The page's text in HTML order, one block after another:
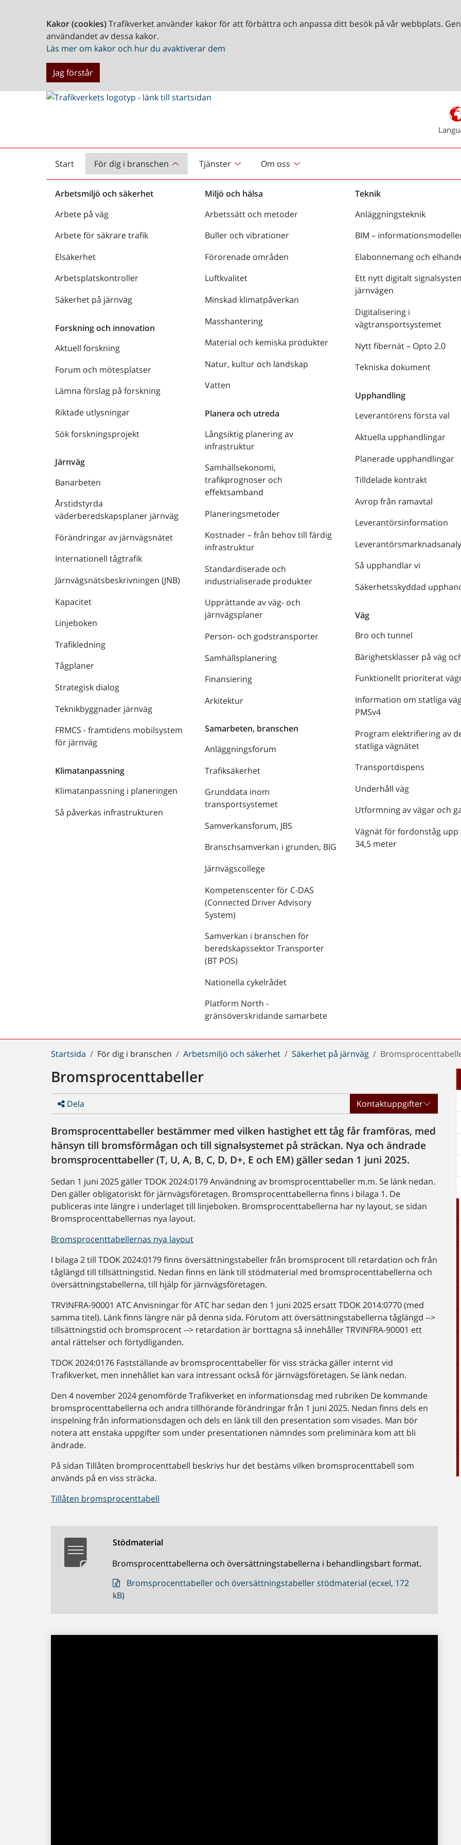
Kakor (cookies)Trafikverket använder kakor för att förbättra och anpassa ditt besök på vår webbplats.
användandet av dessa kakor.
Läs mer om kakor och hur du avaktiverar dem
Jag förstår
Start
Startsida För dig i branschen Tjänster Om oss
Arbetsmiljö och säkerhet
Arbete på väg
Arbete för säkrare trafik
Elsäkerhet
Arbetsplatskontroller
Säkerhet på järnväg
Forskning och innovation
Aktuell forskning
Forum och mötesplatser
Lämna förslag på forskning
Riktade utlysningar
Sök forskningsprojekt
Järnväg
Banarbeten
Årstidstyrda
väderberedskapsplaner järnväg
Förändringar av järnvägsnätet
Internationell tågtrafik
Järnvägsnätsbeskrivningen (JNB)
Kapacitet
Linjeboken
Trafikledning
Tågplaner
Strategisk dialog
Teknikbyggnader järnväg
FRMCS - framtidens mobilsystem
för järnväg
Klimatanpassning
Klimatanpassning i planeringen
Så påverkas infrastrukturen
Miljö och hälsa
Arbetssätt och metoder
Buller och vibrationer
Förorenade områden
Luftkvalitet
Minskad klimatpåverkan
Masshantering
Material och kemiska produkter
Natur, kultur och landskap
Vatten
Planera och utreda
Långsiktig planering av
infrastruktur
Samhällsekonomi,
trafikprognoser och
effektsamband
Planeringsmetoder
Kostnader – från behov till färdig
infrastruktur
Standardiserade och
industrialiserade produkter
Upprättande av väg- och
järnvägsplaner
Person- och godstransporter
Samhällsplanering
Finansiering
Arkitektur
Samarbeten, branschen
Anläggningsforum
Trafiksäkerhet
Grunddata inom
transportsystemet
Samverkansforum, JBS
Branschsamverkan i grunden, BIG
Järnvägscollege
Kompetenscenter för C-DAS
(Connected Driver Advisory
System)
Samverkan i branschen för
beredskapssektor Transporter
(BT POS)
Nationella cykelrådet
Platform North -
gränsöverskridande samarbete
Teknik
Anläggningsteknik
BIM –
Elabonnemang och
Ett nytt digitalt
järnvägen
Digitalisering i
vägtransportsystemet
Nytt fibernät – Opto 2.0
Tekniska dokument
Upphandling
Leverantörens första val
Aktuella upphandlingar
Planerade upphandlingar
Tilldelade kontrakt
Avrop från ramavtal
Leverantörsinformation
Så upphandlar vi
Säkerhetsskyddad
Väg
Bro och tunnel
Bärighetsklasser på väg
Funktionellt prioriterat
Information om statliga
PMSv4
Program elektrifiering av
statliga vägnätet
Transportdispens
Underhåll väg
Utformning av vägar och
Vägnät för fordonståg upp
34,5 meter
Du
här:
Startsida För dig i branschen Arbetsmiljö och säkerhet Säkerhet på järnväg
Bromsprocenttabeller
Dela Kontaktuppgifter
Bromsprocenttabeller bestämmer med vilken hastighet ett tåg får framföras, med
hänsyn till bromsförmågan och till signalsystemet på sträckan. Nya och ändrade
bromsprocenttabeller (T, U, A, B, C, D, D+, E och EM) gäller sedan 1 juni 2025.
Sedan 1 juni 2025 gäller TDOK 2024:0179 Användning av bromsprocenttabeller m.m. Se länk nedan.
Den gäller obligatoriskt för järnvägsföretagen. Bromsprocenttabellerna finns i bilaga 1. De
publiceras inte längre i underlaget till linjeboken. Bromsprocenttabellerna har ny layout, se sidan
Bromsprocenttabellernas nya layout.
Bromsprocenttabellernas nya layout
I bilaga 2 till TDOK 2024:0179 finns översättningstabeller från bromsprocent till retardation och från
tåglängd till tillsättningstid. Nedan finns en länk till stödmaterial med bromsprocenttabellerna och
översättningstabellerna, till hjälp för järnvägsföretagen.
TRVINFRA-90001 ATC Anvisningar för ATC har sedan den 1 juni 2025 ersatt TDOK 2014:0770 (med
samma titel). Länk finns längre när på denna sida. Förutom att översättningstabellerna tåglängd -->
tillsättningstid och bromsprocent --> retardation är borttagna så innehåller TRVINFRA-90001 ett
antal rättelser och förtydliganden.
TDOK 2024:0176 Fastställande av bromsprocenttabeller för viss sträcka gäller internt vid
Trafikverket, men innehållet kan vara intressant också för järnvägsföretagen. Se länk nedan.
Den 4 november 2024 genomförde Trafikverket en informationsdag med rubriken De kommande
bromsprocenttabellerna och andra tillhörande förändringar från 1 juni 2025. Nedan finns dels en
inspelning från informationsdagen och dels en länk till den presentation som visades. Man bör
notera att enstaka uppgifter som under presentationen nämndes som preliminära kom att bli
ändrade.
På sidan Tillåten bromprocenttabell beskrivs hur det bestäms vilken bromsprocenttabell som
används på en viss sträcka.
Tillåten bromsprocenttabell
Stödmaterial
Bromsprocenttabellerna och översättningstabellerna i behandlingsbart format.
Bromsprocenttabeller och översättningstabeller stödmaterial (ecxel, 172
kB)